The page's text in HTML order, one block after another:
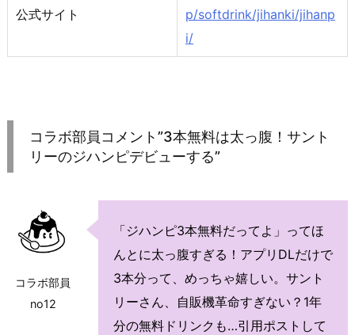
公式サイト
p/softdrink/jihanki/jihanp
i/
コラボ部員コメント”3本無料は太っ腹！サント
リーのジハンピデビューする”
コラボ部員
no12
「ジハンピ3本無料だってよ」ってほ
んとに太っ腹すぎる！アプリDLだけで
3本分って、めっちゃ嬉しい。サント
リーさん、自販機革命すぎない？1年
分の無料ドリンクも…引用ポストして